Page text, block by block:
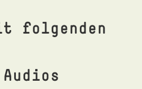
folgenden